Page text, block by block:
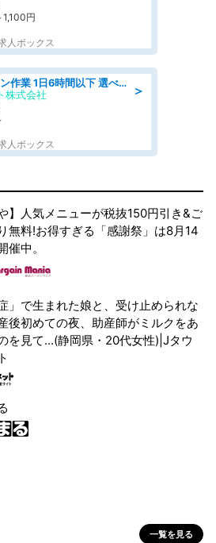
円
人ボックス
＞
検査/検品/ライン作業 1日6時間以下 選べる勤務時間 土日祝休 明るい髪色OK
株式会社
人ボックス
】人気メニューが税抜150円引き&ご
無料!お得すぎる「感謝祭」は8月14
催中。
」で生まれた娘と、受け止められな
後初めての夜、助産師がミルクをあ
を見て...(静岡県・20代女性)|Jタウ
一覧を見る